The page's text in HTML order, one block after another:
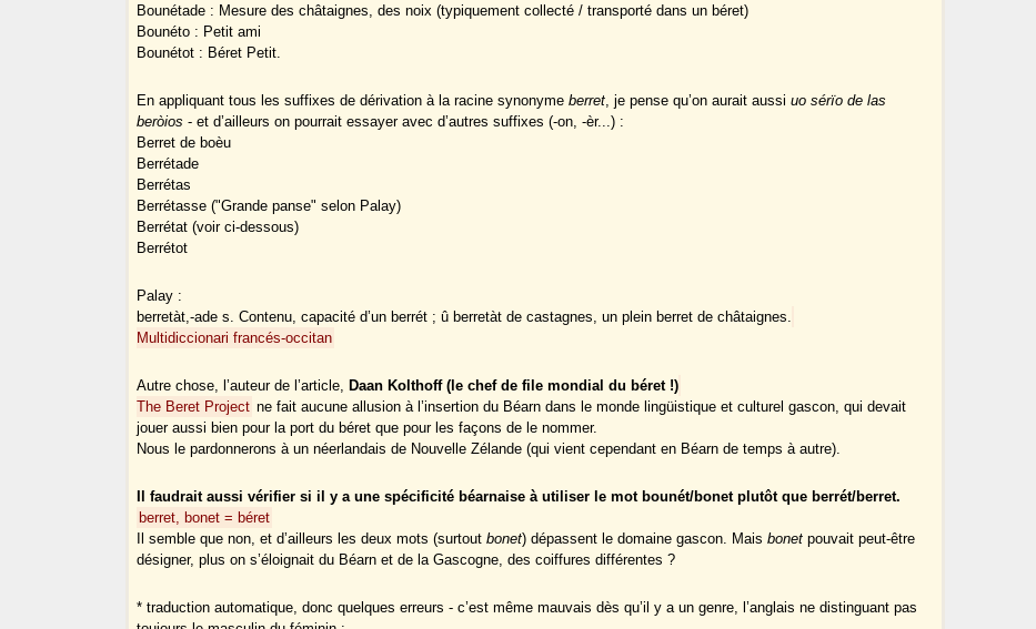
Bounétade : Mesure des châtaignes, des noix (typiquement collecté / transporté dans un béret)
Bounéto : Petit ami
Bounétot : Béret Petit.
En appliquant tous les suffixes de dérivation à la racine synonymeberret, je pense qu’on aurait aussiuo sérïo de las
beròios - et d’ailleurs on pourrait essayer avec d’autres suffixes (-on, -èr...) :
Berret de boèu
Berrétade
Berrétas
Berrétasse ("Grande panse" selon Palay)
Berrétat (voir ci-dessous)
Berrétot
Palay :
berretàt,-ade s. Contenu, capacité d’un berrét ; û berretàt de castagnes, un plein berret de châtaignes.
Multidiccionari francés-occitan
Autre chose, l’auteur de l’article, Daan Kolthoff (le chef de file mondial du béret !)
The Beret Project ne fait aucune allusion à l’insertion du Béarn dans le monde lingüistique et culturel gascon, qui devait
jouer aussi bien pour la port du béret que pour les façons de le nommer.
Nous le pardonnerons à un néerlandais de Nouvelle Zélande (qui vient cependant en Béarn de temps à autre).
Il faudrait aussi vérifier si il y a une spécificité béarnaise à utiliser le mot bounét/bonet plutôt que berrét/berret.
berret, bonet = béret
Il semble que non, et d’ailleurs les deux mots (surtoutbonet) dépassent le domaine gascon. Maisbonet pouvait peut-être
désigner, plus on s’éloignait du Béarn et de la Gascogne, des coiffures différentes ?
* traduction automatique, donc quelques erreurs - c’est même mauvais dès qu’il y a un genre, l’anglais ne distinguant pas